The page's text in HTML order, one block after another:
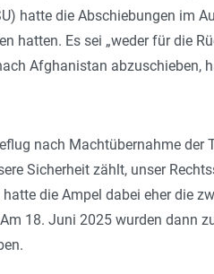
hatte die Abschiebungen im
hatten. Es sei „weder für die
Afghanistan abzuschieben,
nach Machtübernahme
Sicherheit zählt, unser
die Ampel dabei eher die
18. Juni 2025 wurden dann